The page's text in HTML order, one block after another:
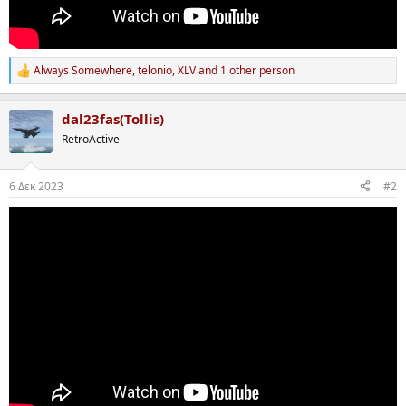
R
e
c
t
i
s
:
Always Somewhere,telonio,XLVand 1 other person
dal23fas(Tollis)
RetroActive
6 Δεκ 2023 #2